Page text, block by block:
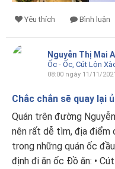
Yêu thích Bình luận
Nguyễn Thị Mai
Ốc - Ốc, Cút Lộn
08:00 ngày 11/11/2021
Chắc chắn sẽ quay lại
Quán trên đường
nên rất dễ tìm, địa điểm
trong những quán ốc
định đi ăn ốc Đồ ăn: •